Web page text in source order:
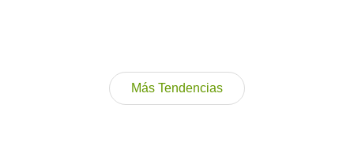
Más Tendencias